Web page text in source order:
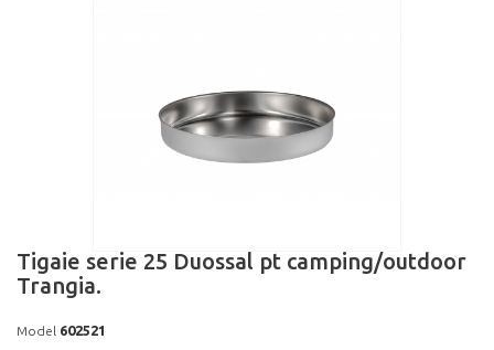
Tigaie serie 25 Duossal pt camping/outdoor
Trangia.
Model 602521